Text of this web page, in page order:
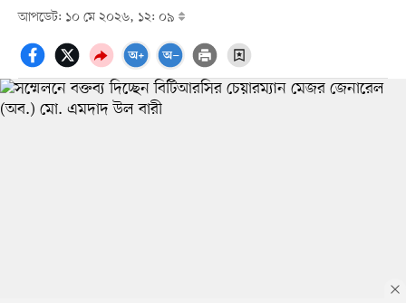
আপডেট: ১০ মে ২০২৬, ১২: ০৯